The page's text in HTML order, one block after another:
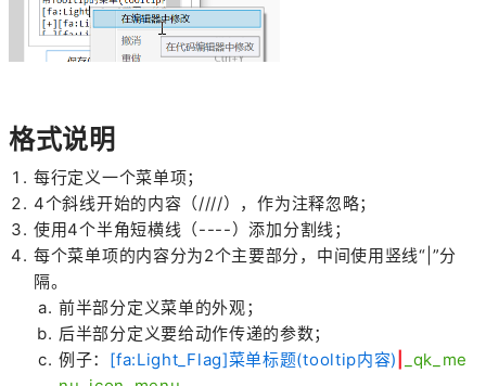
格式说明
每行定义一个菜单项；
4个斜线开始的内容（////），作为注释忽略；
使用4个半角短横线（----）添加分割线；
每个菜单项的内容分为2个主要部分，中间使用竖线“|”分
隔。
前半部分定义菜单的外观；
后半部分定义要给动作传递的参数；
例子： [fa:Light_Flag]菜单标题(tooltip内容)
_qk_me